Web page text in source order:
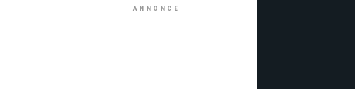
ANNONCE